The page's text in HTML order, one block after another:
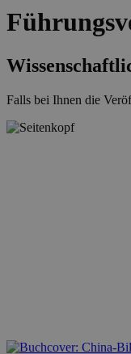
Falls bei Ihnen die